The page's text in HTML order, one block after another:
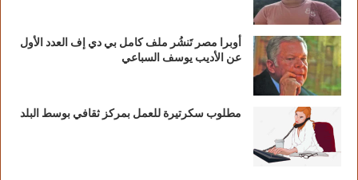
أوبرا مصر تَنشُر ملف كامل بي دي إف العدد الأول
عن الأديب يوسف السباعي
مطلوب سكرتيرة للعمل بمركز ثقافي بوسط البلد